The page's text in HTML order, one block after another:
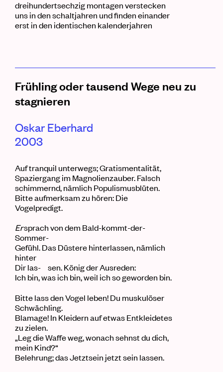
dreihundertsechzig montagen verstecken
uns in den schaltjahren und finden einander
erst in den identischen kalenderjahren
Frühling oder tausend Wege neu zu
stagnieren
Oskar Eberhard
2003
Auf tranquil unterwegs; Gratismentalität
Spaziergang im Magnolienzauber. Falsch
schimmernd, nämlich Populismusblüten.
Bitte aufmerksam zu hören: Die
Vogelpredigt.
Ersprach von dem Bald-kommt-der-
Sommer-
Gefühl. Das Düstere hinterlassen, nämlich
hinter
Dir las- sen. König der Ausreden:
Ich bin was ich bin, weil ich so geworden bin.
Bitte lass den Vogel leben! Du muskulöser
Schwächling.
Blamage! In Kleidern auf etwas Entkleidetes
zu zielen.
„Leg die Waffe weg, wonach sehnst du dich
mein Kind?“
Belehrung; das Jetztsein jetzt sein lassen.